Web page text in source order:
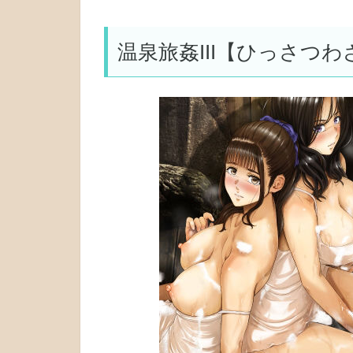
温泉旅姦III【ひっさつわ